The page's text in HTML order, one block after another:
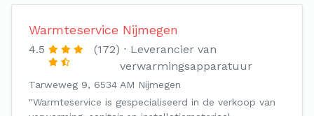
Warmteservice Nijmegen
4.5 (172)
Leverancier van
verwarmingsapparatuur
Tarweweg 9, 6534 AM Nijmegen
"Warmteservice is gespecialiseerd in de verkoop van